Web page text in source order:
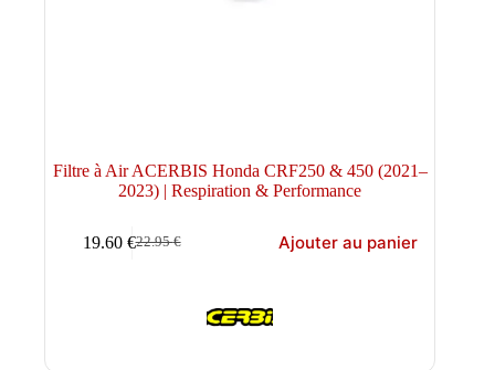
Filtre à Air ACERBIS Honda CRF250 & 450 (2021–
2023) | Respiration & Performance
22.95€
Le
19.60 €Le
Ajouter au panier